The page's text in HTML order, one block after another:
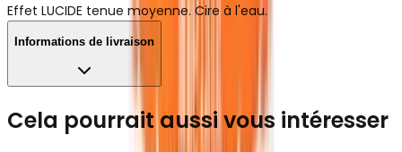
Effet LUCIDE tenue moyenne. Cire à l'eau.
Informations de livraison
Cela pourrait aussi vous intéresser